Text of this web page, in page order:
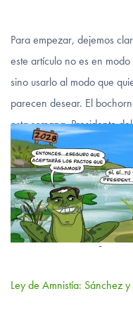
Para empezar, dejemos
este artículo no es en
sino usarlo al modo que
parecen desear. El
esta semana, Presidente
"facha"…VER MÁS
Ley de Amnistía: Sánchez
4 febrero, 2024
-